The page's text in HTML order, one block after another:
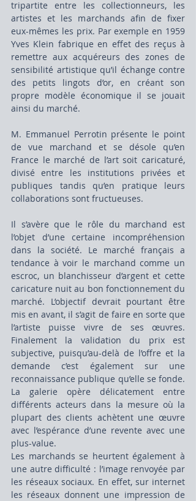
tripartite entre les collectionneurs, les
artistes et les marchands afin de fixer
eux-mêmes les prix. Par exemple en 1959
Yves Klein fabrique en effet des reçus à
remettre aux acquéreurs des zones de
sensibilité artistique qu’il échange contre
des petits lingots d’or, en créant son
propre modèle économique il se jouait
ainsi du marché.
M. Emmanuel Perrotin présente le point
de vue marchand et se désole qu’en
France le marché de l’art soit caricaturé,
divisé entre les institutions privées et
publiques tandis qu’en pratique leurs
collaborations sont fructueuses.
Il s’avère que le rôle du marchand est
l’objet d’une certaine incompréhension
dans la société. Le marché français a
tendance à voir le marchand comme un
escroc, un blanchisseur d’argent et cette
caricature nuit au bon fonctionnement du
marché. L’objectif devrait pourtant être
mis en avant, il s’agit de faire en sorte que
l’artiste puisse vivre de ses œuvres.
Finalement la validation du prix est
subjective, puisqu’au-delà de l’offre et la
demande c’est également sur une
reconnaissance publique qu’elle se fonde.
La galerie opère délicatement entre
différents acteurs dans la mesure où la
plupart des clients achètent une œuvre
avec l’espérance d’une revente avec une
plus-value.
Les marchands se heurtent également à
une autre difficulté : l’image renvoyée par
les réseaux sociaux. En effet, sur internet
les réseaux donnent une impression de